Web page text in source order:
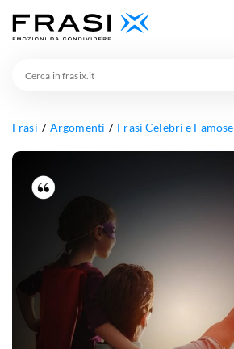
Frasi Argomenti Frasi Celebri e Famose
L’uomo
non
mai
così
vicino